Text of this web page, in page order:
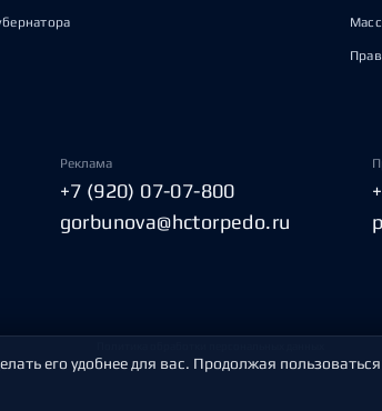
Реклама
+7 (920) 07-07-800
gorbunova@hctorpedo.ru
его удобнее для вас. Продолжая